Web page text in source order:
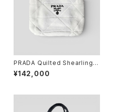
PRADA Quilted Shearling T
ote Bag Dyed Sheep Fur
White
¥142,000